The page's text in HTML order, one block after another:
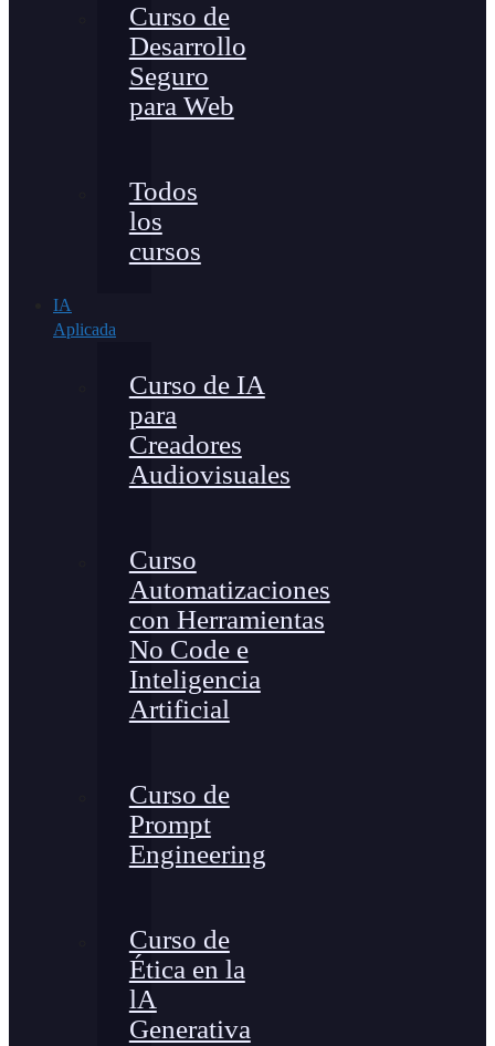
Curso de
Desarrollo
Seguro
para Web
Todos
los
cursos
IA
Aplicada
Curso de IA
para
Creadores
Audiovisuales
Curso
Automatizaciones
con Herramientas
No Code e
Inteligencia
Artificial
Curso de
Prompt
Engineering
Curso de
Ética en la
lA
Generativa